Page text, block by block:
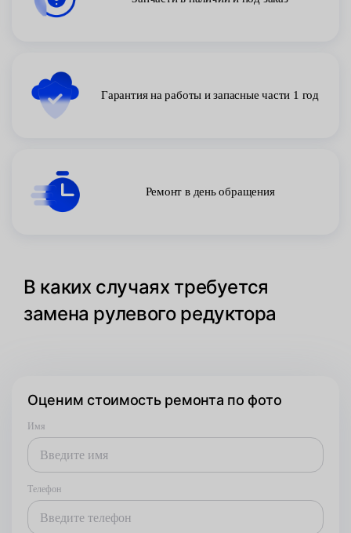
Гарантия на работы и запасные части 1 год
Ремонт в день обращения
В каких случаях требуется
замена рулевого редуктора
Оценим стоимость ремонта по фото
Имя
Телефон